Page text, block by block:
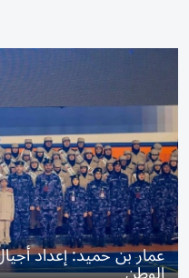
عمار بن حميد: إعداد